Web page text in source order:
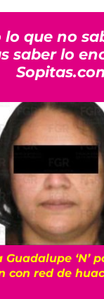
lo que no
saber lo
Guadalupe ‘N’
con red de